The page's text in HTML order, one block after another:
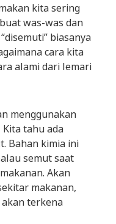
kita sering
was-was dan
biasanya
cara kita
alami dari lemari
menggunakan
tahu ada
Bahan kimia ini
semut saat
Akan
makanan,
terkena